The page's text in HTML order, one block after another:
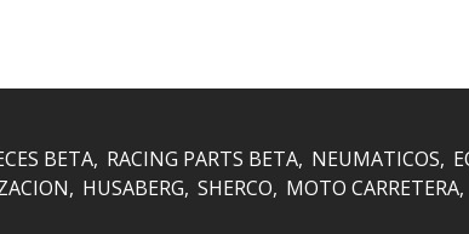
BETA RACING PARTS BETA NEUMATICOS
HUSABERG SHERCO MOTO CARRETERA